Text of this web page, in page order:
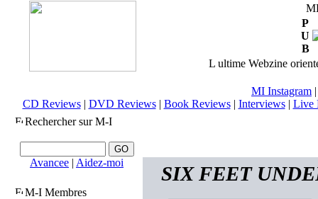
P
U
B
L ultime Webzine
MI Instagram
CD Reviews| DVD Reviews| Book Reviews| Interviews| Live
Rechercher sur M-I
Avancee | Aidez-moi
M-I Membres
SIX FEET